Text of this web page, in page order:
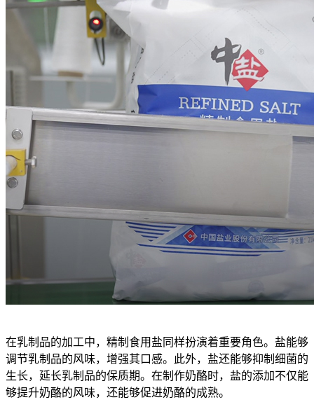
在乳制品的加工中，精制食用盐同样扮演着重要角色。盐能够
调节乳制品的风味，增强其口感。此外，盐还能够抑制细菌的
生长，延长乳制品的保质期。在制作奶酪时，盐的添加不仅能
够提升奶酪的风味，还能够促进奶酪的成熟。